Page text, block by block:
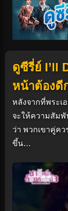
ดูซีรี่ย์ I’ll
หน้าต้องดี
หลังจากที่พระเ
จะให้ความสัมพั
ว่า พวกเขาคู่ค
ขึ้น…